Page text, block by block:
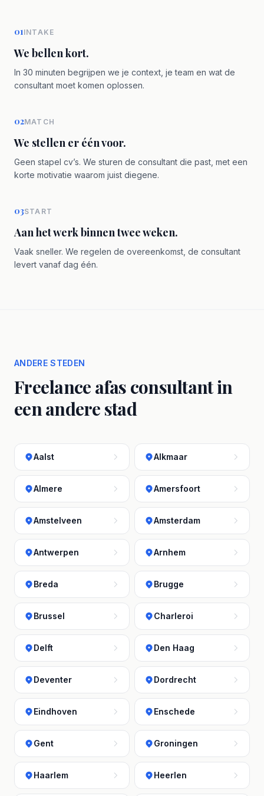
01INTAKE
We bellen kort.
In 30 minuten begrijpen we je context, je team en wat de
consultant moet komen oplossen.
02MATCH
We stellen er één voor.
Geen stapel cv’s. We sturen de consultant die past, met een
korte motivatie waarom juist diegene.
03START
Aan het werk binnen twee weken.
Vaak sneller. We regelen de overeenkomst, de consultant
levert vanaf dag één.
ANDERE STEDEN
Freelance afas consultant in
een andere stad
Aalst Alkmaar
Almere Amersfoort
Amstelveen Amsterdam
Antwerpen Arnhem
Breda Brugge
Brussel Charleroi
Delft Den Haag
Deventer Dordrecht
Eindhoven Enschede
Gent Groningen
Haarlem Heerlen